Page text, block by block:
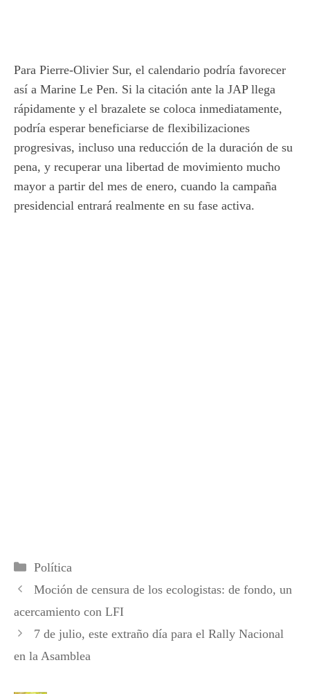
Para Pierre-Olivier Sur, el calendario podría favorecer
así a Marine Le Pen. Si la citación ante la JAP llega
rápidamente y el brazalete se coloca inmediatamente,
podría esperar beneficiarse de flexibilizaciones
progresivas, incluso una reducción de la duración de su
pena, y recuperar una libertad de movimiento mucho
mayor a partir del mes de enero, cuando la campaña
presidencial entrará realmente en su fase activa.
Categorías
Política
Moción de censura de los ecologistas: de fondo, un
acercamiento con LFI
7 de julio, este extraño día para el Rally Nacional
en la Asamblea